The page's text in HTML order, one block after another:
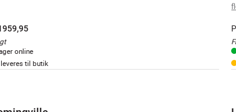
online
leveres til butik